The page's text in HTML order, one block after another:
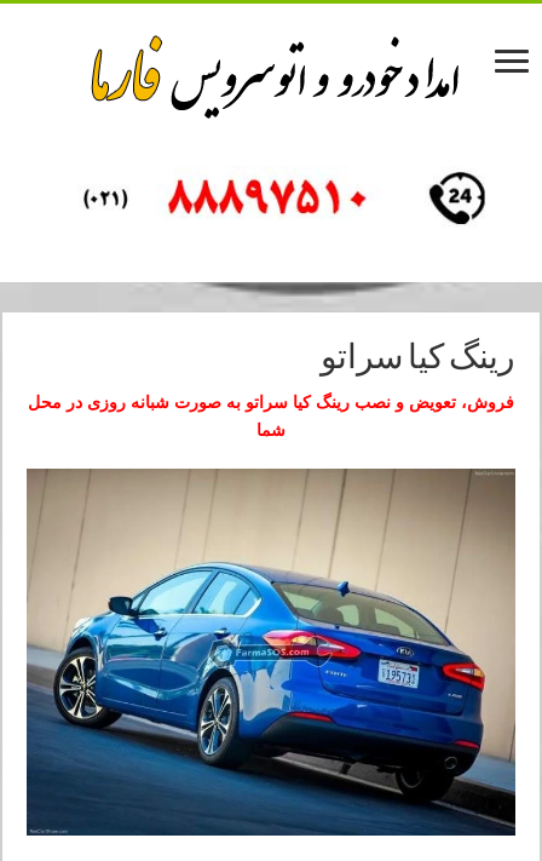
رینگ کیا سراتو
فروش، تعویض و نصب رینگ کیا سراتو به صورت شبانه روزی در محل
شما